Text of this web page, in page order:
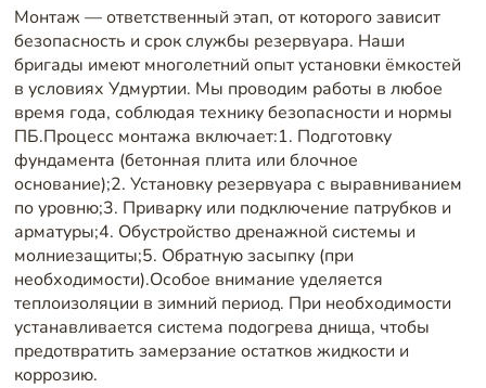
Монтаж — ответственный этап, от которого зависит
безопасность и срок службы резервуара. Наши
бригады имеют многолетний опыт установки ёмкостей
в условиях Удмуртии. Мы проводим работы в любое
время года, соблюдая технику безопасности и нормы
ПБ.Процесс монтажа включает:1. Подготовку
фундамента (бетонная плита или блочное
основание);2. Установку резервуара с выравниванием
по уровню;3. Приварку или подключение патрубков и
арматуры;4. Обустройство дренажной системы и
молниезащиты;5. Обратную засыпку (при
необходимости).Особое внимание уделяется
теплоизоляции в зимний период. При необходимости
устанавливается система подогрева днища, чтобы
предотвратить замерзание остатков жидкости и
коррозию.